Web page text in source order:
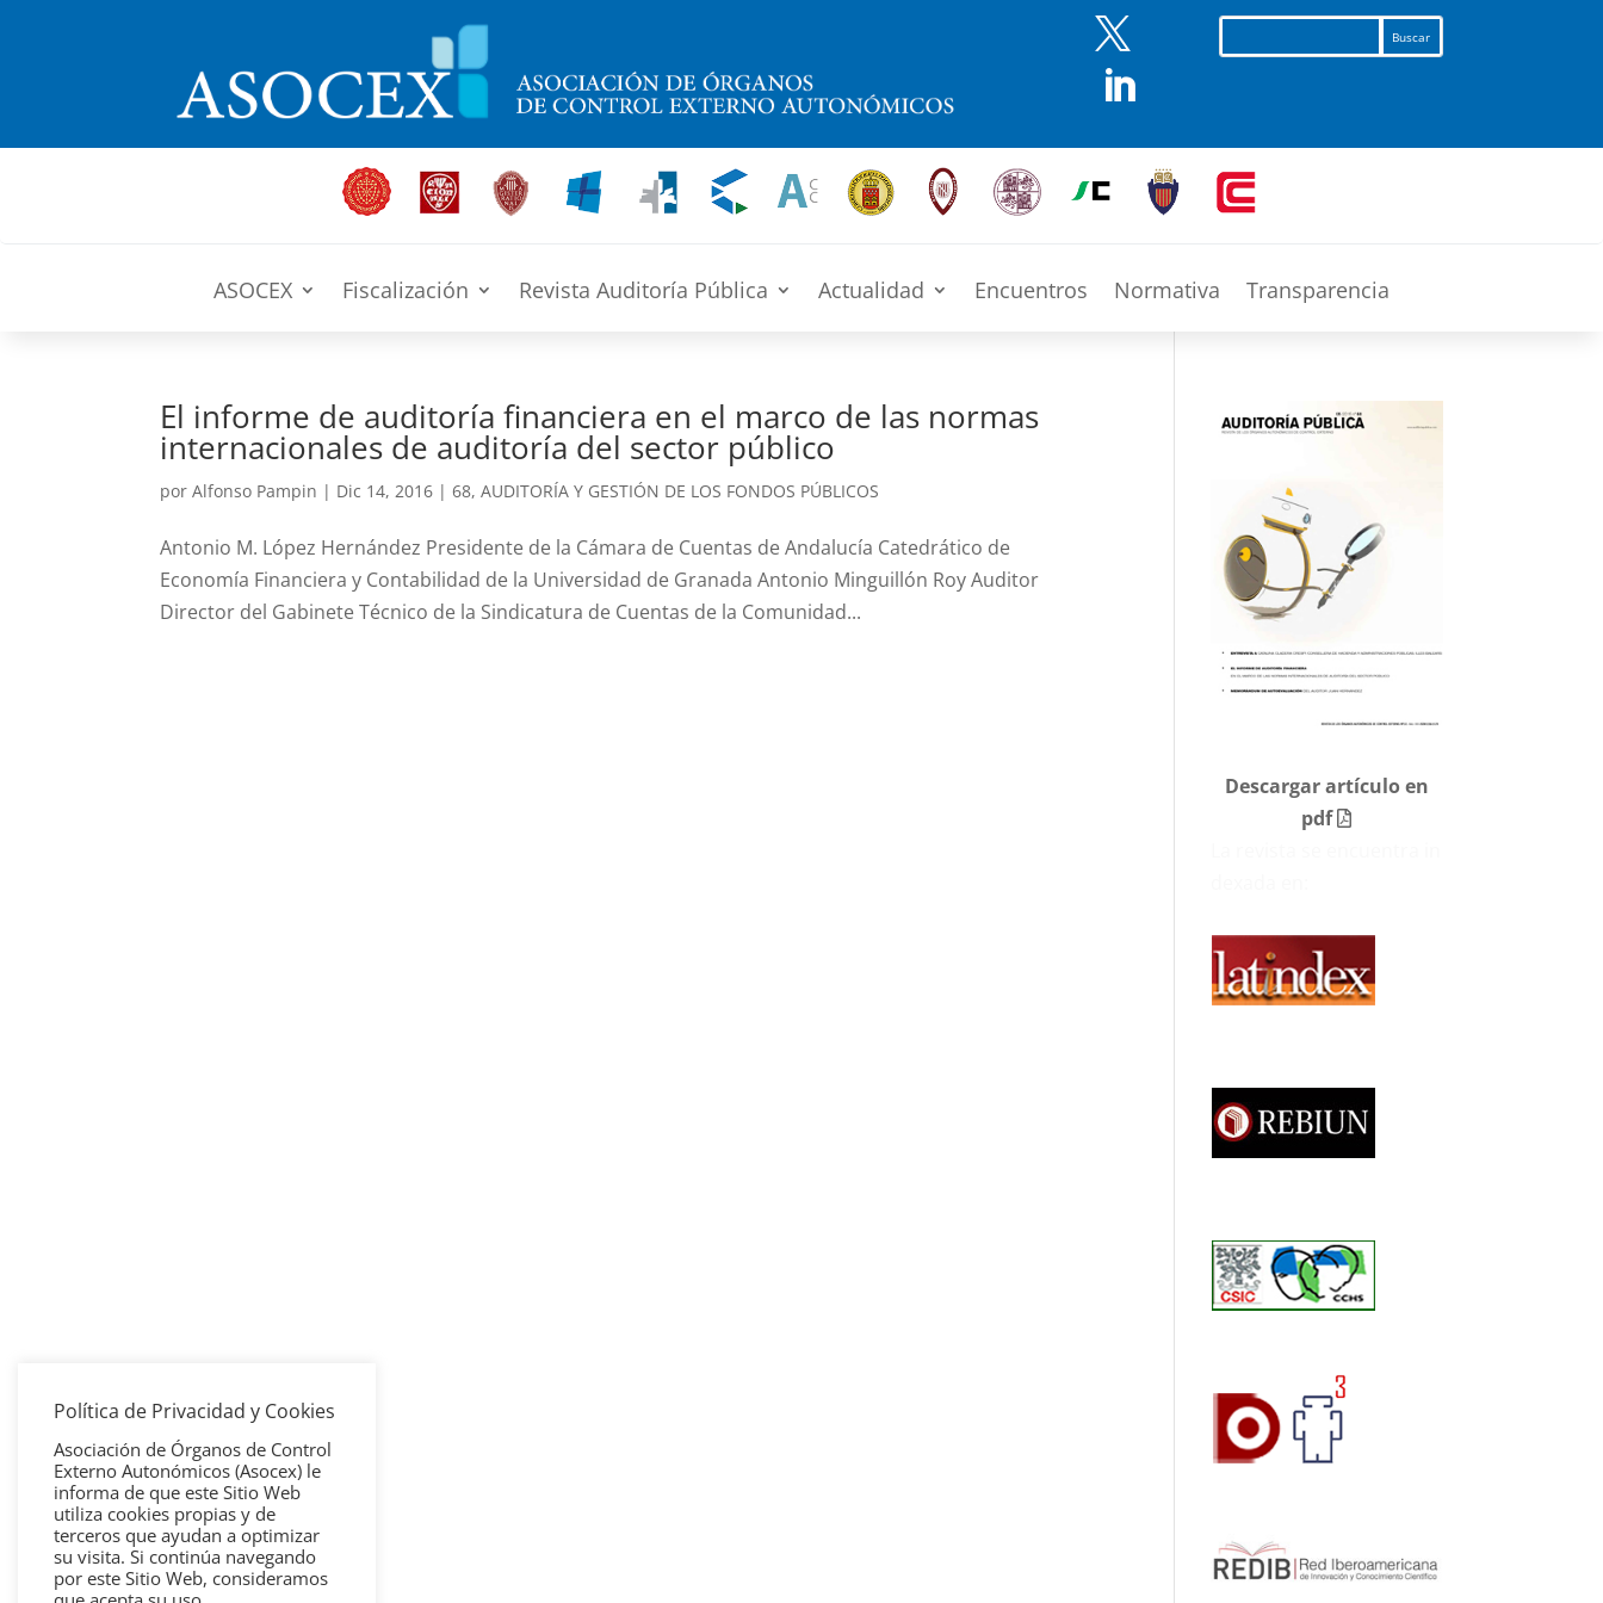


ASOCEX Fiscalización Revista Auditoría Pública Actualidad Encuentros Normativa Transparencia
El informe de auditoría financiera en el marco de las normas
internacionales de auditoría del sector público
porAlfonso Pampin | Dic 14, 2016 |68,AUDITORÍA Y GESTIÓN DE LOS FONDOS PÚBLICOS
Antonio M. López Hernández Presidente de la Cámara de Cuentas de Andalucía Catedrático de
Economía Financiera y Contabilidad de la Universidad de Granada Antonio Minguillón Roy Auditor
Director del Gabinete Técnico de la Sindicatura de Cuentas de la Comunidad...
Descargar artículo en
pdf
Política de Privacidad y Cookies
Asociación de Órganos de Control
Externo Autonómicos (Asocex) le
informa de que este Sitio Web
utiliza cookies propias y de
terceros que ayudan a optimizar
su visita. Si continúa navegando
por este Sitio Web, consideramos